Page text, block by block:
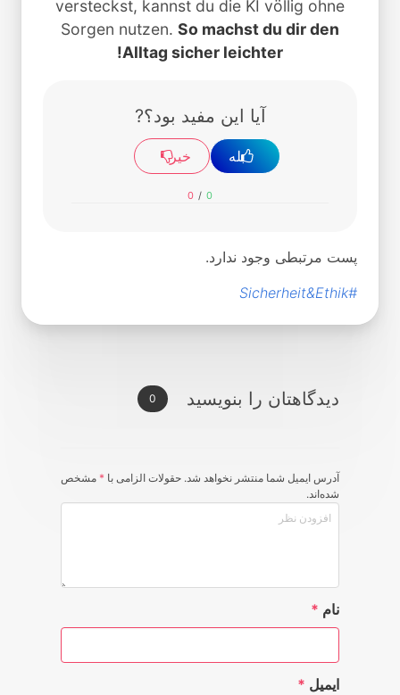
versteckst, kannst du die KI völlig ohne
Sorgen nutzen. So machst du dir den
Alltag sicher leichter!
آیا این مفید بود؟?
بله خیر
0
پست مرتبطی وجود ندارد.
دیدگاهتان را بنویسید
آدرس ایمیل شما منتشر نخواهد شد. حقولات الزامی با*مشخص
شده‌اند.
*
ایمیل*